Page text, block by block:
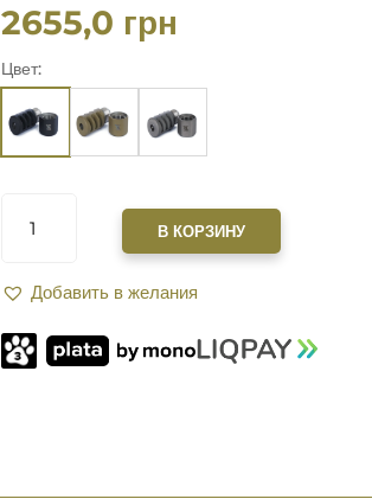
2655,0 грн
Цвет:
ТОВАРА
MUZZLE
.223
(5,56)
В КОРЗИНУ
Добавить в желания